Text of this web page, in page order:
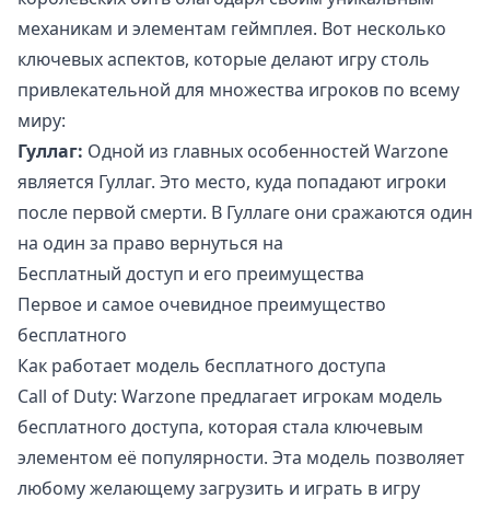
механикам и элементам геймплея. Вот несколько
ключевых аспектов, которые делают игру столь
привлекательной для множества игроков по всему
миру:
Гуллаг: Одной из главных особенностей Warzone
является Гуллаг. Это место, куда попадают игроки
после первой смерти. В Гуллаге они сражаются один
на один за право вернуться на
Бесплатный доступ и его преимущества
Первое и самое очевидное преимущество
бесплатного
Как работает модель бесплатного доступа
Call of Duty: Warzone предлагает игрокам модель
бесплатного доступа, которая стала ключевым
элементом её популярности. Эта модель позволяет
любому желающему загрузить и играть в игру